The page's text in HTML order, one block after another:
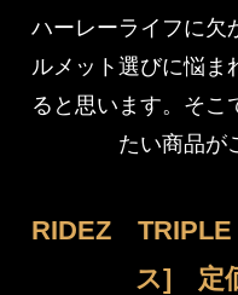
ハーレーライフに欠
ルメット選びに悩ま
ると思います。そこ
たい商品が
RIDEZ TRIPLE
ス] 定